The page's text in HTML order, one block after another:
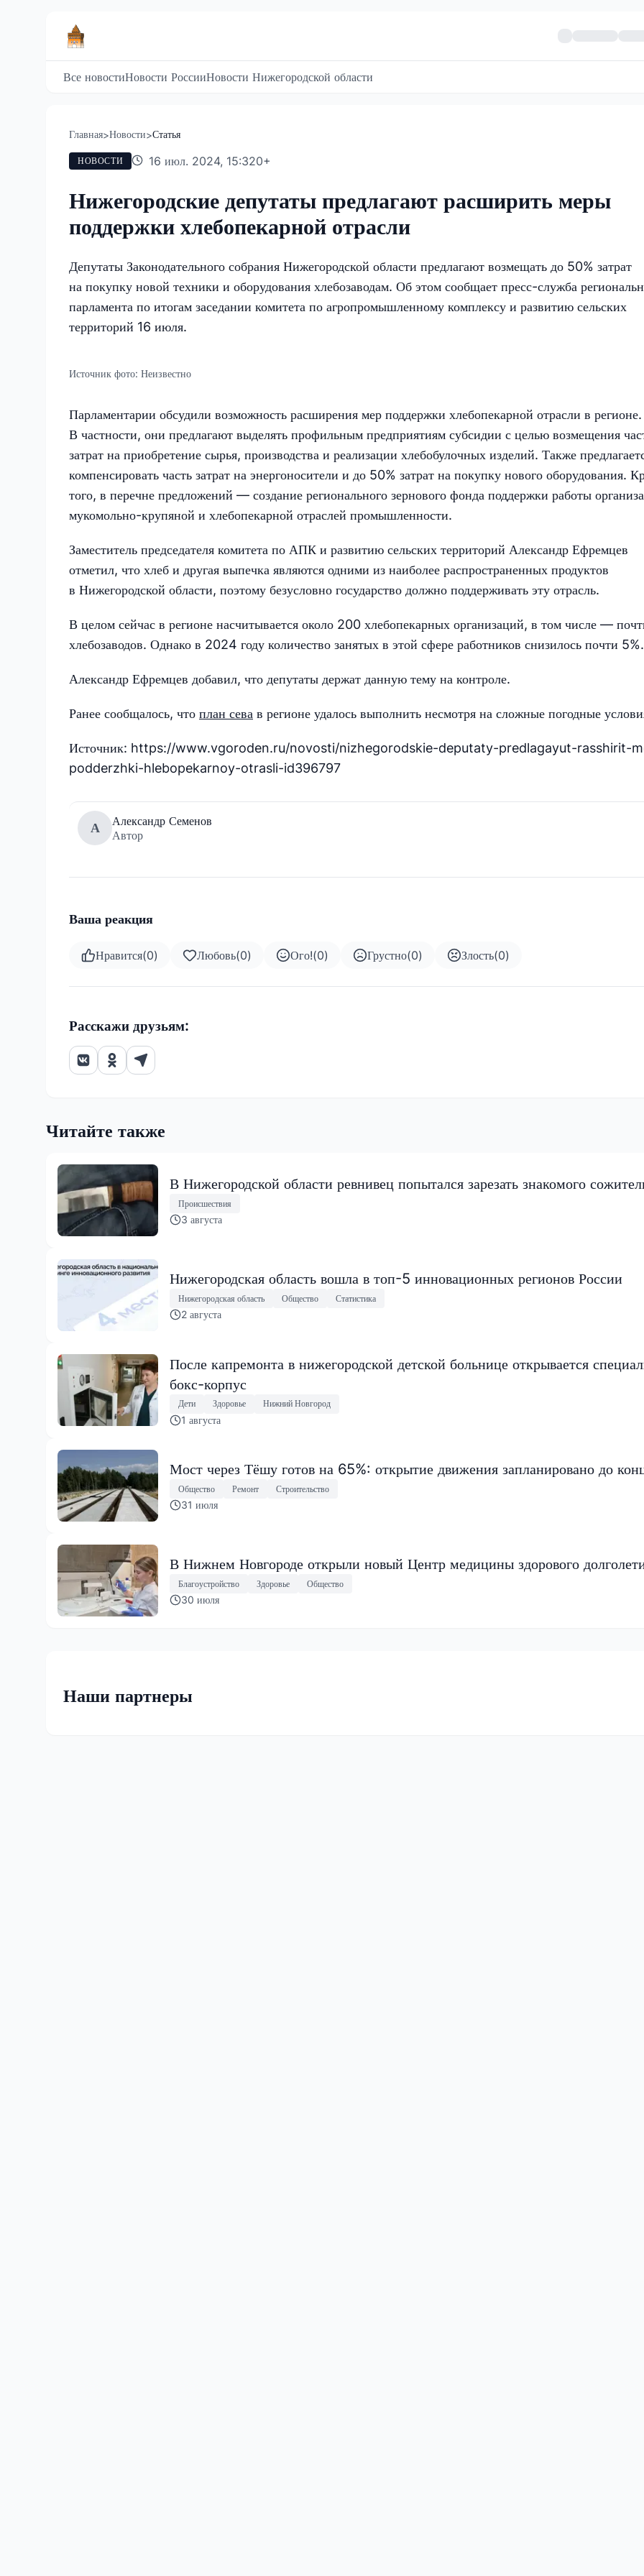
Все новостиНовости РоссииНовости Нижегородской области
Главная>Новости>Статья
НОВОСТИ 16 июл. 2024, 15:320+
Нижегородские депутаты предлагают расширить меры
поддержки хлебопекарной отрасли
Депутаты Законодательного собрания Нижегородской области предлагают возмещать до 50% затрат
на покупку новой техники и оборудования хлебозаводам. Об этом сообщает пресс-служба
парламента по итогам заседании комитета по агропромышленному комплексу и развитию сельских
территорий 16 июля.
Источник фото: Неизвестно
Парламентарии обсудили возможность расширения мер поддержки хлебопекарной отрасли в регионе.
В частности, они предлагают выделять профильным предприятиям субсидии с целью возмещения
затрат на приобретение сырья, производства и реализации хлебобулочных изделий. Также
компенсировать часть затрат на энергоносители и до 50% затрат на покупку нового оборудования.
того, в перечне предложений — создание регионального зернового фонда поддержки работы
мукомольно-крупяной и хлебопекарной отраслей промышленности.
Заместитель председателя комитета по АПК и развитию сельских территорий Александр Ефремцев
отметил, что хлеб и другая выпечка являются одними из наиболее распространенных продуктов
в Нижегородской области, поэтому безусловно государство должно поддерживать эту отрасль.
В целом сейчас в регионе насчитывается около 200 хлебопекарных организаций, в том числе —
хлебозаводов. Однако в 2024 году количество занятых в этой сфере работников снизилось почти 5%.
Александр Ефремцев добавил, что депутаты держат данную тему на контроле.
Ранее сообщалось, что план сева в регионе удалось выполнить несмотря на сложные погодные
Источник: https://www.vgoroden.ru/novosti/nizhegorodskie-deputaty-predlagayut-rasshirit-
podderzhki-hlebopekarnoy-otrasli-id396797
А
Александр Семенов
Автор
Ваша реакция
Нравится(0) Любовь(0) Ого!(0) Грустно(0) Злость(0)
Расскажи друзьям:
Читайте также
В Нижегородской области ревнивец попытался зарезать знакомого
Происшествия
3 августа
Нижегородская область вошла в топ-5 инновационных регионов России
Нижегородская область Общество Статистика
2 августа
После капремонта в нижегородской детской больнице открывается
бокс-корпус
Дети Здоровье Нижний Новгород
1 августа
Мост через Тёшу готов на 65%: открытие движения запланировано до
Общество Ремонт Строительство
31 июля
В Нижнем Новгороде открыли новый Центр медицины здорового
Благоустройство Здоровье Общество
30 июля
Наши партнеры